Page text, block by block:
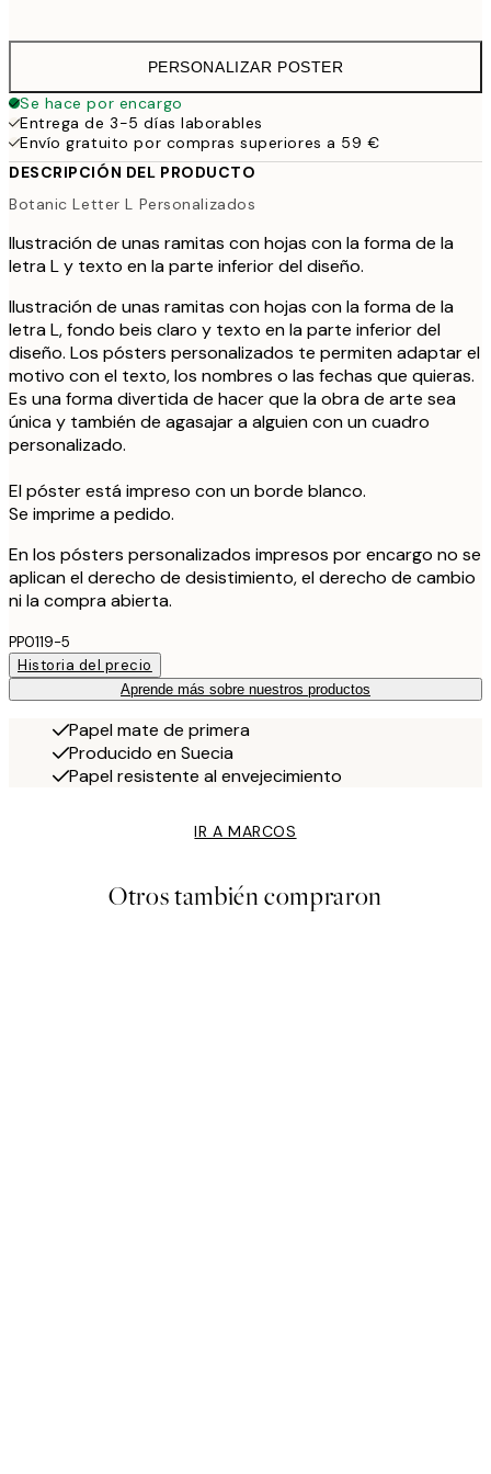
PERSONALIZAR POSTER
Se hace por encargo
Entrega de 3-5 días laborables
Envío gratuito por compras superiores a 59 €
DESCRIPCIÓN DEL PRODUCTO
Botanic Letter L Personalizados
Ilustración de unas ramitas con hojas con la forma de la
letra L y texto en la parte inferior del diseño.
Ilustración de unas ramitas con hojas con la forma de la
letra L, fondo beis claro y texto en la parte inferior del
diseño. Los pósters personalizados te permiten adaptar el
motivo con el texto, los nombres o las fechas que quieras.
Es una forma divertida de hacer que la obra de arte sea
única y también de agasajar a alguien con un cuadro
personalizado.
El póster está impreso con un borde blanco.
Se imprime a pedido.
En los pósters personalizados impresos por encargo no se
aplican el derecho de desistimiento, el derecho de cambio
ni la compra abierta.
PP0119-5
Historia del precio
Aprende más sobre nuestros productos
Papel mate de primera
Producido en Suecia
Papel resistente al envejecimiento
IR A MARCOS
Otros también compraron